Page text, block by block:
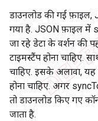
डाउनलोड की गई फ़ाइल,
गया है. JSON फ़ाइल में
जा रहे डेटा के वर्शन की
टाइमस्टैंप होना चाहिए.
चाहिए. इसके अलावा,
होना चाहिए. अगर
तो डाउनलोड किए गए
जाता है.